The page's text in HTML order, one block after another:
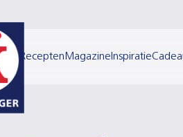
Recepten Magazine Inspiratie